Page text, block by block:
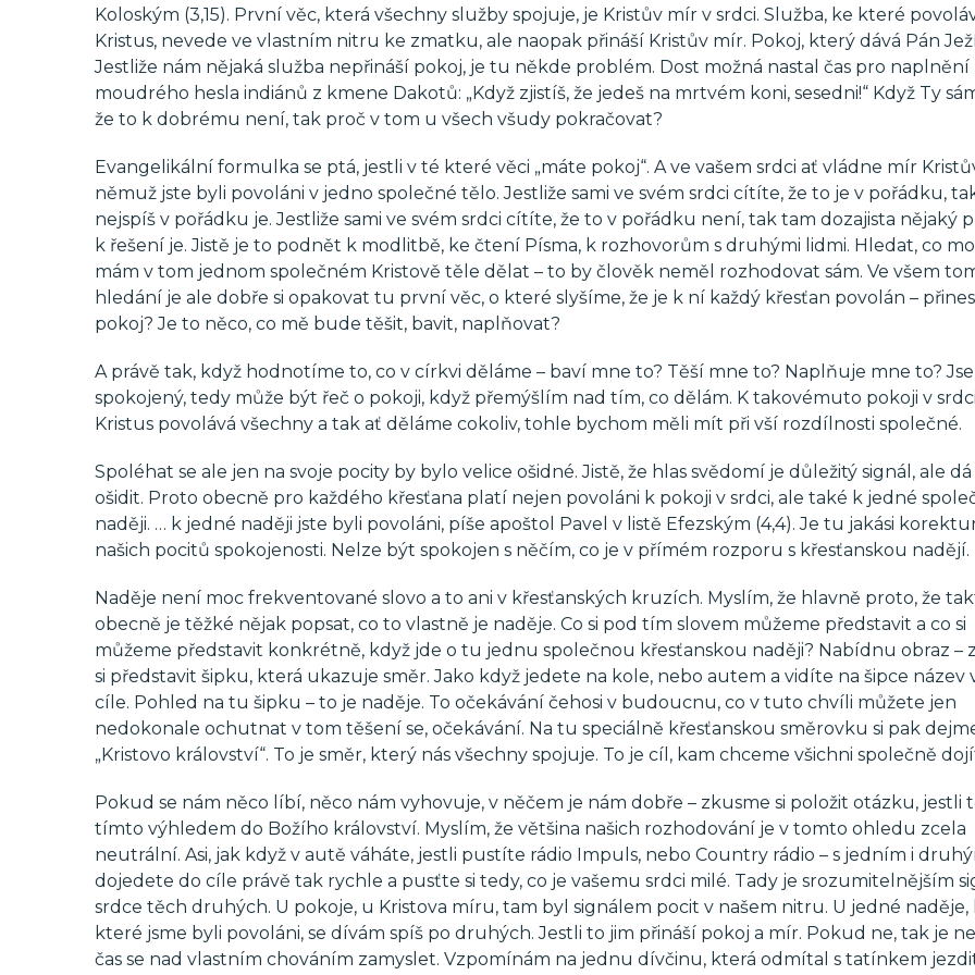
Koloským (3,15). První věc, která všechny služby spojuje, je Kristův mír v srdci. Služba, ke které
Kristus, nevede ve vlastním nitru ke zmatku, ale naopak přináší Kristův mír. Pokoj, který dává Pán
Jestliže nám nějaká služba nepřináší pokoj, je tu někde problém. Dost možná nastal čas pro naplnění
moudrého hesla indiánů z kmene Dakotů: „Když zjistíš, že jedeš na mrtvém koni, sesedni!“ Když Ty
že to k dobrému není, tak proč v tom u všech všudy pokračovat?
Evangelikální formulka se ptá, jestli v té které věci „máte pokoj“. A ve vašem srdci ať vládne mír
němuž jste byli povoláni v jedno společné tělo. Jestliže sami ve svém srdci cítíte, že to je v pořádku,
nejspíš v pořádku je. Jestliže sami ve svém srdci cítíte, že to v pořádku není, tak tam dozajista nějaký
k řešení je. Jistě je to podnět k modlitbě, ke čtení Písma, k rozhovorům s druhými lidmi. Hledat, co
mám v tom jednom společném Kristově těle dělat – to by člověk neměl rozhodovat sám. Ve všem
hledání je ale dobře si opakovat tu první věc, o které slyšíme, že je k ní každý křesťan povolán –
pokoj? Je to něco, co mě bude těšit, bavit, naplňovat?
A právě tak, když hodnotíme to, co v církvi děláme – baví mne to? Těší mne to? Naplňuje mne to?
spokojený, tedy může být řeč o pokoji, když přemýšlím nad tím, co dělám. K takovémuto pokoji v
Kristus povolává všechny a tak ať děláme cokoliv, tohle bychom měli mít při vší rozdílnosti společné.
Spoléhat se ale jen na svoje pocity by bylo velice ošidné. Jistě, že hlas svědomí je důležitý signál, ale dá
ošidit. Proto obecně pro každého křesťana platí nejen povoláni k pokoji v srdci, ale také k jedné
naději. … k jedné naději jste byli povoláni, píše apoštol Pavel v listě Efezským (4,4). Je tu jakási
našich pocitů spokojenosti. Nelze být spokojen s něčím, co je v přímém rozporu s křesťanskou nadějí.
Naděje není moc frekventované slovo a to ani v křesťanských kruzích. Myslím, že hlavně proto, že
obecně je těžké nějak popsat, co to vlastně je naděje. Co si pod tím slovem můžeme představit a co si
můžeme představit konkrétně, když jde o tu jednu společnou křesťanskou naději? Nabídnu obraz –
si představit šipku, která ukazuje směr. Jako když jedete na kole, nebo autem a vidíte na šipce název
cíle. Pohled na tu šipku – to je naděje. To očekávání čehosi v budoucnu, co v tuto chvíli můžete jen
nedokonale ochutnat v tom těšení se, očekávání. Na tu speciálně křesťanskou směrovku si pak
„Kristovo království“. To je směr, který nás všechny spojuje. To je cíl, kam chceme všichni společně
Pokud se nám něco líbí, něco nám vyhovuje, v něčem je nám dobře – zkusme si položit otázku, jestli
tímto výhledem do Božího království. Myslím, že většina našich rozhodování je v tomto ohledu zcela
neutrální. Asi, jak když v autě váháte, jestli pustíte rádio Impuls, nebo Country rádio – s jedním i
dojedete do cíle právě tak rychle a pusťte si tedy, co je vašemu srdci milé. Tady je srozumitelnějším
srdce těch druhých. U pokoje, u Kristova míru, tam byl signálem pocit v našem nitru. U jedné naděje,
které jsme byli povoláni, se dívám spíš po druhých. Jestli to jim přináší pokoj a mír. Pokud ne, tak je
čas se nad vlastním chováním zamyslet. Vzpomínám na jednu dívčinu, která odmítal s tatínkem